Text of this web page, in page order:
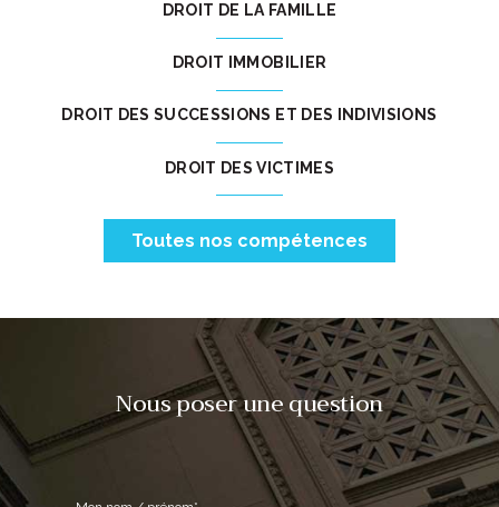
DROIT DE LA FAMILLE
DROIT IMMOBILIER
DROIT DES SUCCESSIONS ET DES INDIVISIONS
DROIT DES VICTIMES
Toutes nos compétences
Nous poser une question